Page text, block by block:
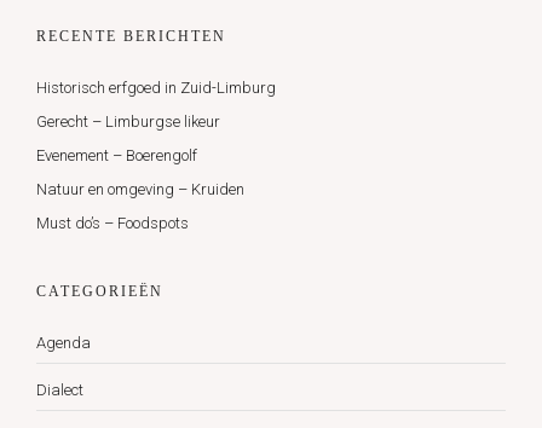
RECENTE BERICHTEN
Historisch erfgoed in Zuid-Limburg
Gerecht – Limburgse likeur
Evenement – Boerengolf
Natuur en omgeving – Kruiden
Must do’s – Foodspots
CATEGORIEËN
Agenda
Dialect